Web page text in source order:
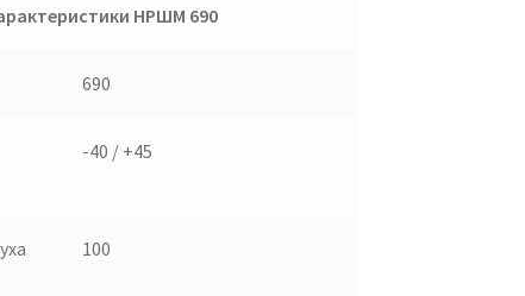
НРШМ 690
690
-40 / +45
100